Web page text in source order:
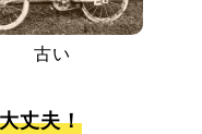
古い
丈夫！